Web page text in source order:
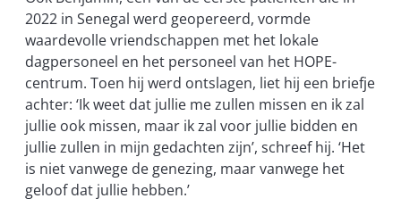
2022 in Senegal werd geopereerd, vormde
waardevolle vriendschappen met het lokale
dagpersoneel en het personeel van het HOPE-
centrum. Toen hij werd ontslagen, liet hij een briefje
achter: ‘Ik weet dat jullie me zullen missen en ik zal
jullie ook missen, maar ik zal voor jullie bidden en
jullie zullen in mijn gedachten zijn’, schreef hij. ‘Het
is niet vanwege de genezing, maar vanwege het
geloof dat jullie hebben.’